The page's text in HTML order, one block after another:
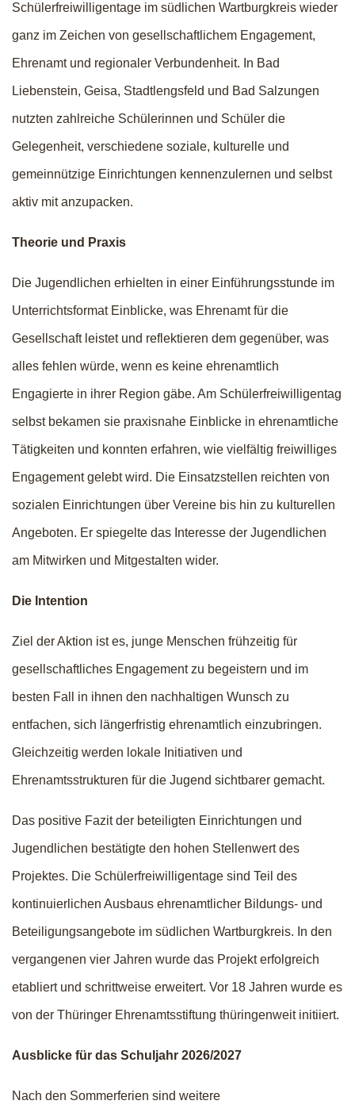
Schülerfreiwilligentage im südlichen Wartburgkreis wieder
ganz im Zeichen von gesellschaftlichem Engagement,
Ehrenamt und regionaler Verbundenheit. In Bad
Liebenstein, Geisa, Stadtlengsfeld und Bad Salzungen
nutzten zahlreiche Schülerinnen und Schüler die
Gelegenheit, verschiedene soziale, kulturelle und
gemeinnützige Einrichtungen kennenzulernen und selbst
aktiv mit anzupacken.
Theorie und Praxis
Die Jugendlichen erhielten in einer Einführungsstunde im
Unterrichtsformat Einblicke, was Ehrenamt für die
Gesellschaft leistet und reflektieren dem gegenüber, was
alles fehlen würde, wenn es keine ehrenamtlich
Engagierte in ihrer Region gäbe. Am Schülerfreiwilligentag
selbst bekamen sie praxisnahe Einblicke in ehrenamtliche
Tätigkeiten und konnten erfahren, wie vielfältig freiwilliges
Engagement gelebt wird. Die Einsatzstellen reichten von
sozialen Einrichtungen über Vereine bis hin zu kulturellen
Angeboten. Er spiegelte das Interesse der Jugendlichen
am Mitwirken und Mitgestalten wider.
Die Intention
Ziel der Aktion ist es, junge Menschen frühzeitig für
gesellschaftliches Engagement zu begeistern und im
besten Fall in ihnen den nachhaltigen Wunsch zu
entfachen, sich längerfristig ehrenamtlich einzubringen.
Gleichzeitig werden lokale Initiativen und
Ehrenamtsstrukturen für die Jugend sichtbarer gemacht.
Das positive Fazit der beteiligten Einrichtungen und
Jugendlichen bestätigte den hohen Stellenwert des
Projektes. Die Schülerfreiwilligentage sind Teil des
kontinuierlichen Ausbaus ehrenamtlicher Bildungs- und
Beteiligungsangebote im südlichen Wartburgkreis. In den
vergangenen vier Jahren wurde das Projekt erfolgreich
etabliert und schrittweise erweitert. Vor 18 Jahren wurde es
von der Thüringer Ehrenamtsstiftung thüringenweit initiiert.
Ausblicke für das Schuljahr 2026/2027
Nach den Sommerferien sind weitere